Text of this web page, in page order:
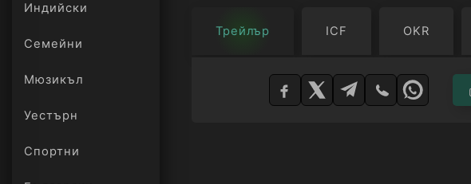
Индийски
Семейни
Мюзикъл
Уестърн
Спортни
Трейлър ICF OKR